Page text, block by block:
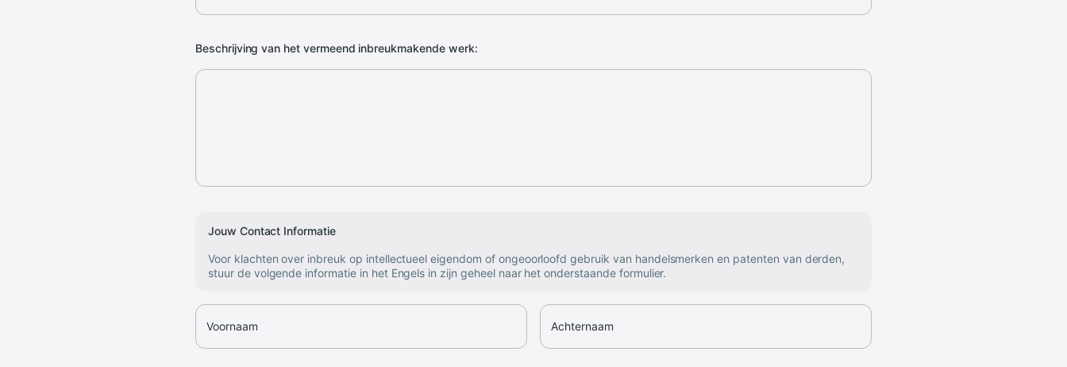
Beschrijving van het vermeend inbreukmakende werk:
Jouw Contact Informatie
Voor klachten over inbreuk op intellectueel eigendom of ongeoorloofd gebruik van handelsmerken en patenten van derden,
stuur de volgende informatie in het Engels in zijn geheel naar het onderstaande formulier.
Voornaam Achternaam